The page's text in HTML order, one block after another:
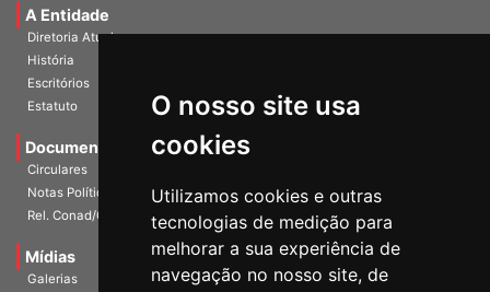
O nosso site usa
cookies
Utilizamos cookies e outras
tecnologias de medição para
melhorar a sua experiência de
navegação no nosso site, de
A Entidade
Diretoria Atual
História
Escritórios
Estatuto
Documentos
Circulares
Notas Políticas
Rel. Conad/Congresso
Mídias
Galerias